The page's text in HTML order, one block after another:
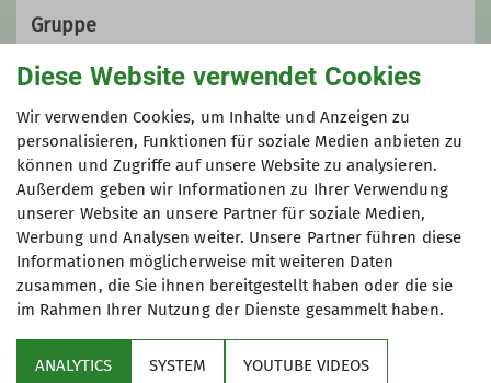
Ämter
Wanderleiter
Gruppe
Ortsgruppe Seeshaupt
Jedem ersten Montag im Monat um
18:00 Uhr im Restaurant Sonnenhof
Details
Diese Website verwendet Cookies
Wir verwenden Cookies, um Inhalte und Anzeigen zu
personalisieren, Funktionen für soziale Medien anbieten zu
können und Zugriffe auf unsere Website zu analysieren.
Außerdem geben wir Informationen zu Ihrer Verwendung
unserer Website an unsere Partner für soziale Medien,
Werbung und Analysen weiter. Unsere Partner führen diese
Informationen möglicherweise mit weiteren Daten
zusammen, die Sie ihnen bereitgestellt haben oder die sie
im Rahmen Ihrer Nutzung der Dienste gesammelt haben.
ANALYTICS SYSTEM YOUTUBE VIDEOS